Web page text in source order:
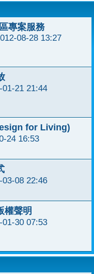
專案服務
08-28 13:27
01-21 21:44
for Living)
24 16:53
03-08 22:46
權聲明
01-30 07:53